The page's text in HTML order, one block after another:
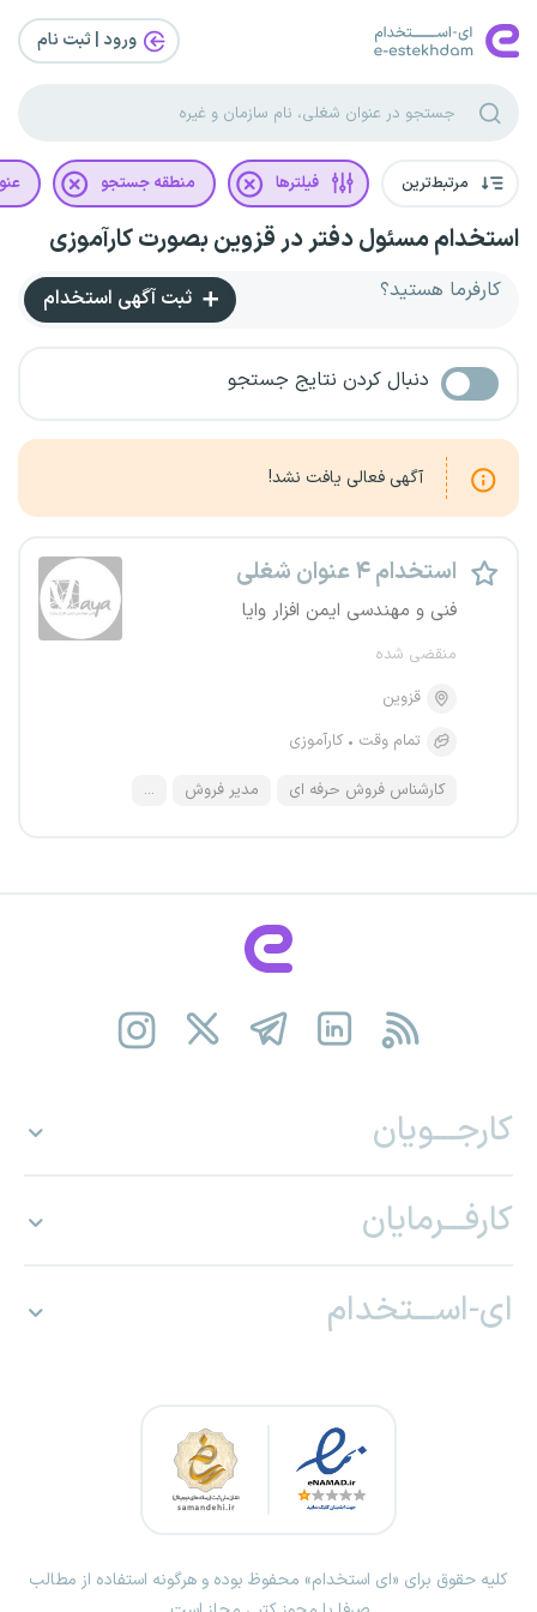
ورود | ثبت‌ نام
مرتبط‌ترین فیلترها منطقه جستجو
استخدام مسئول دفتر در قزوین بصورت کارآموزی
کارفرما هستید؟ ثبت آگهی استخدام
دنبال کردن نتایج جستجو
آگهی فعالی یافت نشد!
استخدام ۴ عنوان شغلی
فنی و مهندسی ایمن افزار وایا
منقضی شده
قزوین
تمام وقت
کارآموزی
کارشناس فروش حرفه ای مدیر فروش ...
کارجـــویان
کارفـــرمایان
ای-اســـتخدام
کلیه حقوق برای «ای استخدام» محفوظ بوده و هرگونه استفاده از مطالب